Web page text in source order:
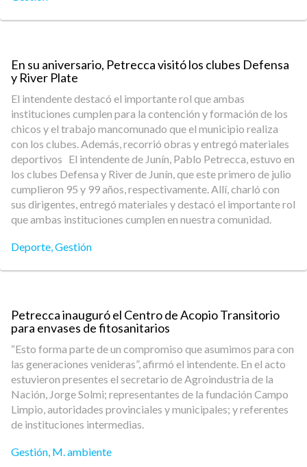
En su aniversario, Petrecca visitó los clubes Defensa
y River Plate
El intendente destacó el importante rol que ambas
instituciones cumplen para la contención y formación de los
chicos y el trabajo mancomunado que el municipio realiza
con los clubes. Además, recorrió obras y entregó materiales
deportivos El intendente de Junín, Pablo Petrecca, estuvo en
los clubes Defensa y River de Junín, que este primero de julio
cumplieron 95 y 99 años, respectivamente. Allí, charló con
sus dirigentes, entregó materiales y destacó el importante rol
que ambas instituciones cumplen en nuestra comunidad.
Deporte,Gestión
Petrecca inauguró el Centro de Acopio Transitorio
para envases de fitosanitarios
“Esto forma parte de un compromiso que asumimos para con
las generaciones venideras”, afirmó el intendente. En el acto
estuvieron presentes el secretario de Agroindustria de la
Nación, Jorge Solmi; representantes de la fundación Campo
Limpio, autoridades provinciales y municipales; y referentes
de instituciones intermedias.
Gestión, M. ambiente